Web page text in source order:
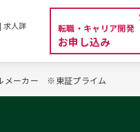
人詳
転職・キャリア開発
お申し込み
メーカー ※東証プライム